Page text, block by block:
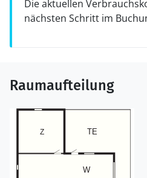
Die aktuellen
nächsten Schritt im
Raumaufteilung